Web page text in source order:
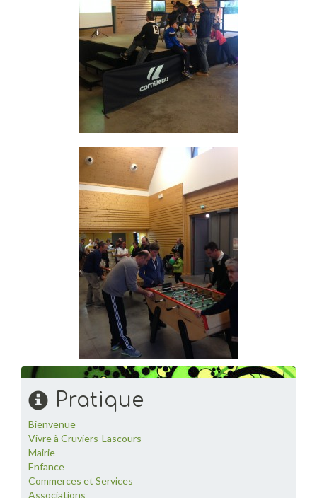
Pratique
Bienvenue
Vivre à Cruviers-Lascours
Mairie
Enfance
Commerces et Services
Associations